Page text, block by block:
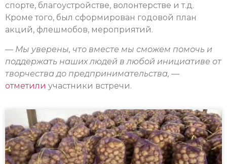
спорте, благоустройстве, волонтерстве и т.д.
Кроме того, был сформирован годовой план
акций, флешмобов, мероприятий.
— Мы уверены, что вместе мы сможем помочь и
поддержать наших людей в любой инициативе от
творчества до предпринимательства, —
отметили участники встречи.